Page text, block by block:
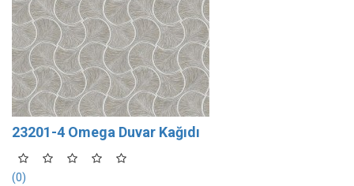
23201-4 Omega Duvar Kağıdı
(0)